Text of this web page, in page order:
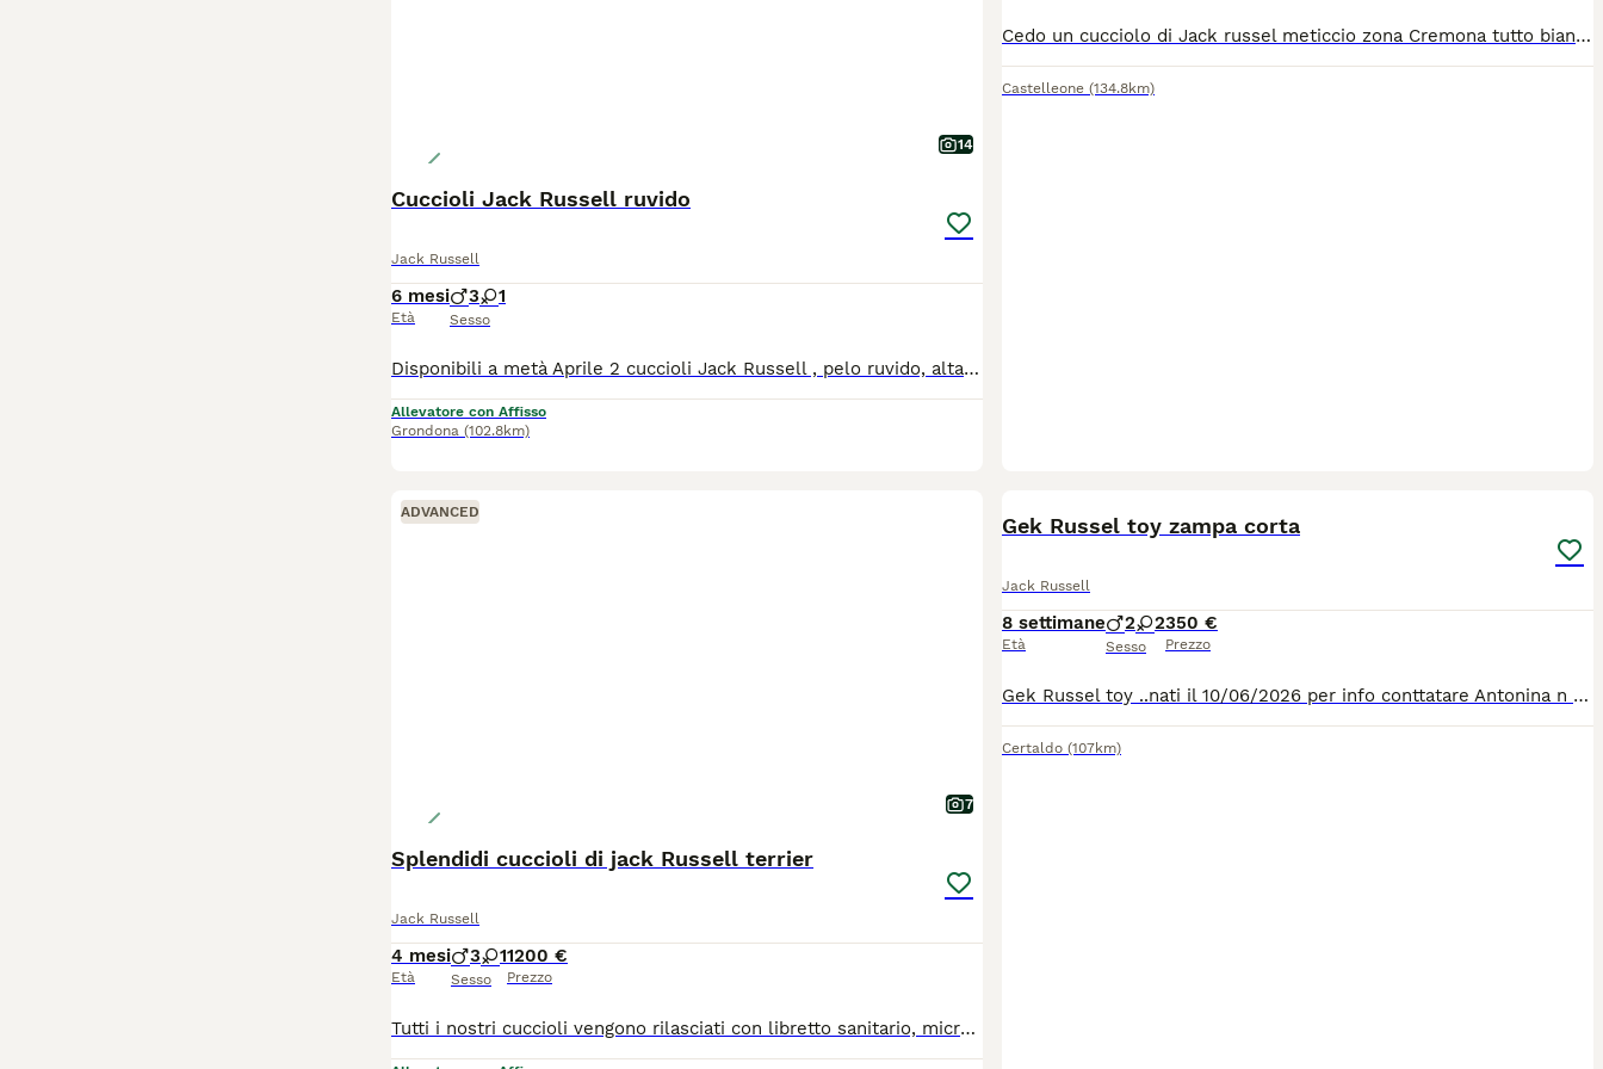
14
Cuccioli Jack Russell ruvido
Jack Russell
6 mesi
Età
3 1
Sesso
Disponibili a metà Aprile 2 cuccioli Jack Russell , pelo ruvido, alta genealogia , nati il 6 Febbraio 2026 . I miei cuccioli nascono e vivono in casa sempre sotto il controllo e visite veterinaria, consegnati con chip , vaccino, svermati , passaggi di propriertà, pedigree e con una base di educazione cinofila . Genitori testati da patologie genetiche e visibili in allevamento / mia casa. I miei cuccioli vengono consegnati , oltre a tutti i documenti, toelettati e visibili anche sul mio profilo FB, Per info e appuntamenti contatta Cristina 3462715890.
Allevatore con Affisso
Grondona (102.8km)
Cedo un cucciolo di Jack russel meticcio zona Cremona tutto bianco con orecchie a pua , già sterminato microcippato e vaccinato
Castelleone (134.8km)
ADVANCED
7
Splendidi cuccioli di jack Russell terrier
Jack Russell
4 mesi
Età
3 1
Sesso
1200 €
Prezzo
Tutti i nostri cuccioli vengono rilasciati con libretto sanitario, microchip vaccinazioni sverginati certificato Veterinario di buona salute, passaggio Asl e pedigree ROI. Ci sono due cuccioli a pelo raso e due a pelo broken.
Gek Russel toy zampa corta
Jack Russell
8 settimane
Età
2 2
Sesso
350 €
Prezzo
Gek Russel toy ..nati il 10/06/2026 per info conttatare Antonina n 329 675 2258 ci troviamo Certaldo Firenze
Certaldo (107km)